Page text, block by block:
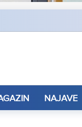
NAJAVE